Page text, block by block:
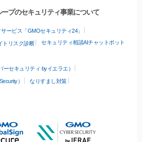
プのセキュリティ事業について
ービス「GMOセキュリティ24」
トリスク診断 セキュリティ相談AIチャットボット
セキュリティ byイエラエ）
）
なりすまし対策